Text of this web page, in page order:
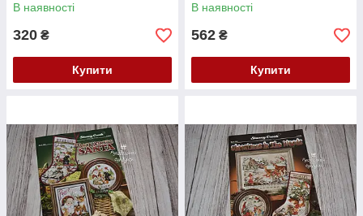
В наявності
320 ₴
Купити
В наявності
562 ₴
Купити